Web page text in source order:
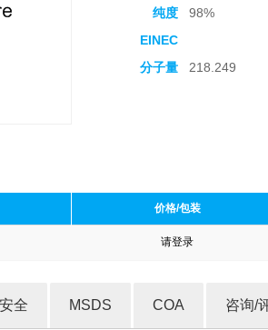
纯度
98%
EINEC
分子量 218.249
价格/包装
请登录
全 MSDS COA 咨询/